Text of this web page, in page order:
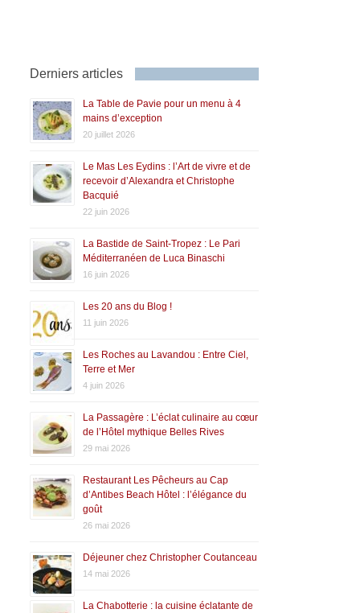
Derniers articles
La Table de Pavie pour un menu à 4
mains d’exception
20 juillet 2026
Le Mas Les Eydins : l’Art de vivre et de
recevoir d’Alexandra et Christophe
Bacquié
22 juin 2026
La Bastide de Saint-Tropez : Le Pari
Méditerranéen de Luca Binaschi
16 juin 2026
Les 20 ans du Blog !
11 juin 2026
Les Roches au Lavandou : Entre Ciel,
Terre et Mer
4 juin 2026
La Passagère : L’éclat culinaire au cœur
de l’Hôtel mythique Belles Rives
29 mai 2026
Restaurant Les Pêcheurs au Cap
d’Antibes Beach Hôtel : l’élégance du
goût
26 mai 2026
Déjeuner chez Christopher Coutanceau
14 mai 2026
La Chabotterie : la cuisine éclatante de